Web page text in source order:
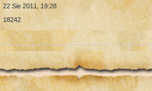
22 Sie 2011, 19:28
18242